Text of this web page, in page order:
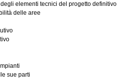
elementi tecnici del progetto definitivo
delle aree
sue parti